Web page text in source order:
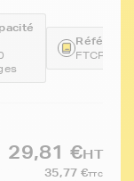
29,81 €HT
35,77 €TTC